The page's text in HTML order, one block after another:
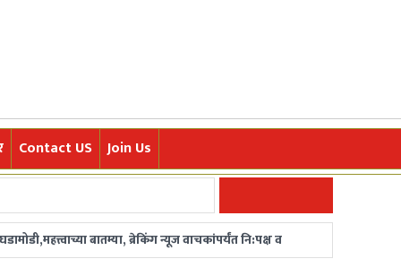
Contact US Join Us
बातम्या, ब्रेकिंग न्यूज वाचकांपर्यंत नि:पक्ष व